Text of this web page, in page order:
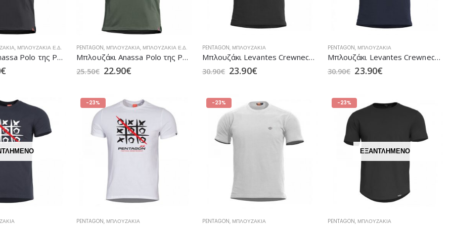
, ΜΠΛΟΥΖΆΚΙΑ Ε.Δ.
Μπλουζάκι Anassa Polo της PENTAGON Αντιιδρωτικό Black
€
PENTAGON, ΜΠΛΟΥΖΆΚΙΑ, ΜΠΛΟΥΖΆΚΙΑ Ε.Δ.
Μπλουζάκι Anassa Polo της PENTAGON Αντιιδρωτικό Camo Green
25.50€ 22.90€
PENTAGON, ΜΠΛΟΥΖΆΚΙΑ
Mπλουζάκι Levantes Crewneck Stripes της PENTAGON Black (K09026-STR)
30.90€ 23.90€
PENTAGON, ΜΠΛΟΥΖΆΚΙΑ
Mπλουζάκι Levantes Crewneck Stripes της PENTAGON Navy Blue (K09026-STR)
30.90€ 23.90€
-23%
PENTAGON, ΜΠΛΟΥΖΆΚΙΑ
-23%
PENTAGON, ΜΠΛΟΥΖΆΚΙΑ
-23%
ΕΞΑΝΤΛΗΜΈΝΟ
PENTAGON, ΜΠΛΟΥΖΆΚΙΑ